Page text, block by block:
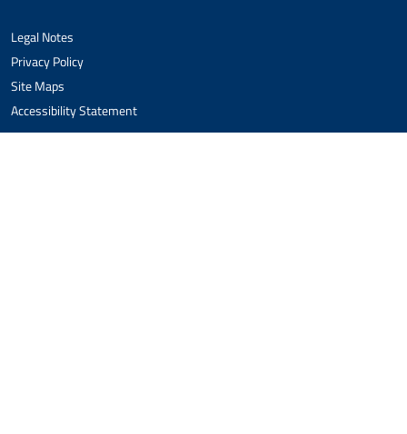
Legal Notes
Privacy Policy
Site Maps
Accessibility Statement